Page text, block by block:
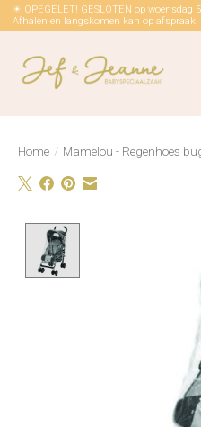
☀ OPEGELET! GESLOTEN op
Afhalen en langskomen kan op
Home / Mamelou - Regenhoes